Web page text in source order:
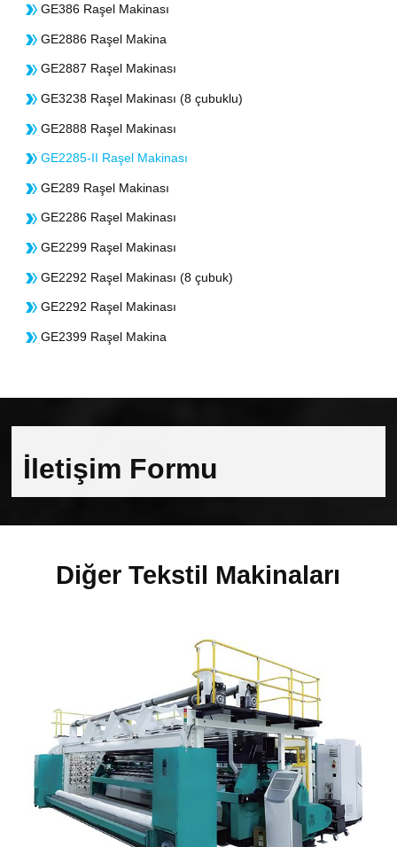
GE386 Raşel Makinası
GE2886 Raşel Makina
GE2887 Raşel Makinası
GE3238 Raşel Makinası (8 çubuklu)
GE2888 Raşel Makinası
GE2285-II Raşel Makinası
GE289 Raşel Makinası
GE2286 Raşel Makinası
GE2299 Raşel Makinası
GE2292 Raşel Makinası (8 çubuk)
GE2292 Raşel Makinası
GE2399 Raşel Makina
İletişim Formu
Diğer Tekstil Makinaları